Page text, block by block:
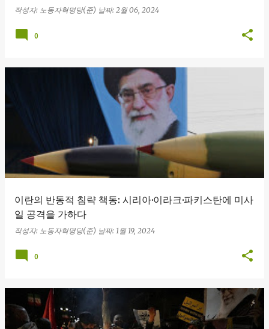
작성자: 노동자혁명당(준) 날짜: 2월 06, 2024
0
이란의 반동적 침략 책동: 시리아·이라크·파키스탄에 미사
일 공격을 가하다
작성자: 노동자혁명당(준) 날짜: 1월 19, 2024
0